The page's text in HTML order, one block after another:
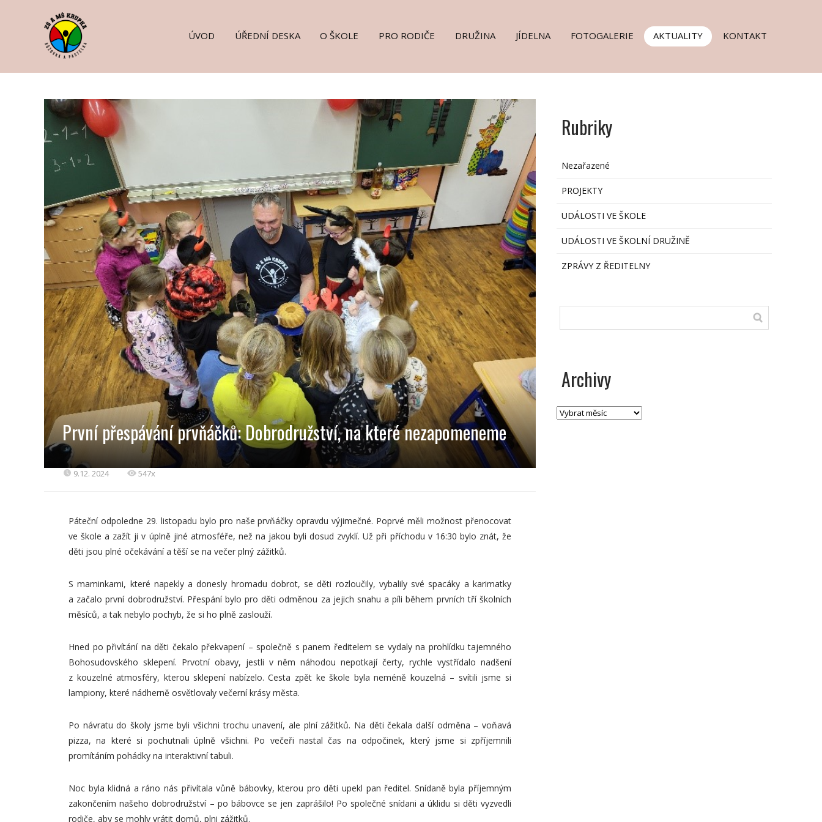
ÚVOD ÚŘEDNÍ DESKA O ŠKOLE PRO RODIČE DRUŽINA JÍDELNA FOTOGALERIE AKTUALITY KONTAKT
První přespávání prvňáčků: Dobrodružství, na které nezapomeneme
9.12. 2024 547x
Páteční odpoledne 29. listopadu bylo pro naše prvňáčky opravdu výjimečné. Poprvé měli možnost přenocovat
ve škole a zažít ji v úplně jiné atmosféře, než na jakou byli dosud zvyklí. Už při příchodu v 16:30 bylo znát, že
děti jsou plné očekávání a těší se na večer plný zážitků.
S maminkami, které napekly a donesly hromadu dobrot, se děti rozloučily, vybalily své spacáky a karimatky
a začalo první dobrodružství. Přespání bylo pro děti odměnou za jejich snahu a píli během prvních tří školních
měsíců, a tak nebylo pochyb, že si ho plně zaslouží.
Hned po přivítání na děti čekalo překvapení – společně s panem ředitelem se vydaly na prohlídku tajemného
Bohosudovského sklepení. Prvotní obavy, jestli v něm náhodou nepotkají čerty, rychle vystřídalo nadšení
z kouzelné atmosféry, kterou sklepení nabízelo. Cesta zpět ke škole byla neméně kouzelná – svítili jsme si
lampiony, které nádherně osvětlovaly večerní krásy města.
Po návratu do školy jsme byli všichni trochu unavení, ale plní zážitků. Na děti čekala další odměna – voňavá
pizza, na které si pochutnali úplně všichni. Po večeři nastal čas na odpočinek, který jsme si zpříjemnili
promítáním pohádky na interaktivní tabuli.
Noc byla klidná a ráno nás přivítala vůně bábovky, kterou pro děti upekl pan ředitel. Snídaně byla příjemným
zakončením našeho dobrodružství – po bábovce se jen zaprášilo! Po společné snídani a úklidu si děti vyzvedli
rodiče, aby se mohly vrátit domů, plni zážitků.
Rubriky
Nezařazené
PROJEKTY
UDÁLOSTI VE ŠKOLE
UDÁLOSTI VE ŠKOLNÍ DRUŽINĚ
ZPRÁVY Z ŘEDITELNY
Archivy